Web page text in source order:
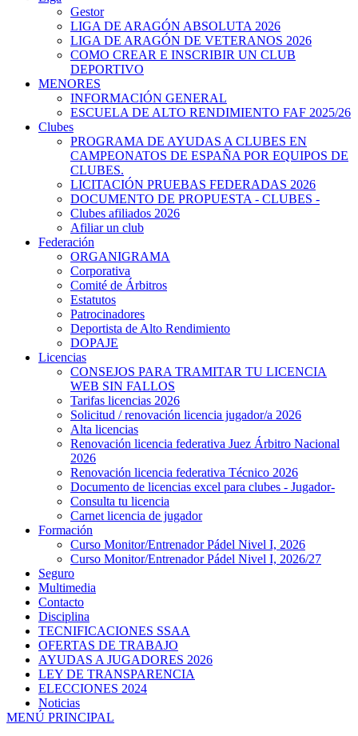
Gestor
LIGA DE ARAGÓN ABSOLUTA 2026
LIGA DE ARAGÓN DE VETERANOS 2026
COMO CREAR E INSCRIBIR UN CLUB
DEPORTIVO
MENORES
INFORMACIÓN GENERAL
ESCUELA DE ALTO RENDIMIENTO FAF 2025/26
Clubes
PROGRAMA DE AYUDAS A CLUBES EN
CAMPEONATOS DE ESPAÑA POR EQUIPOS DE
CLUBES.
LICITACIÓN PRUEBAS FEDERADAS 2026
DOCUMENTO DE PROPUESTA - CLUBES -
Clubes afiliados 2026
Afiliar un club
Federación
ORGANIGRAMA
Corporativa
Comité de Árbitros
Estatutos
Patrocinadores
Deportista de Alto Rendimiento
DOPAJE
Licencias
CONSEJOS PARA TRAMITAR TU LICENCIA
WEB SIN FALLOS
Tarifas licencias 2026
Solicitud / renovación licencia jugador/a 2026
Alta licencias
Renovación licencia federativa Juez Árbitro Nacional
2026
Renovación licencia federativa Técnico 2026
Documento de licencias excel para clubes - Jugador-
Consulta tu licencia
Carnet licencia de jugador
Formación
Curso Monitor/Entrenador Pádel Nivel I, 2026
Curso Monitor/Entrenador Pádel Nivel I, 2026/27
Seguro
Multimedia
Contacto
Disciplina
TECNIFICACIONES SSAA
OFERTAS DE TRABAJO
AYUDAS A JUGADORES 2026
LEY DE TRANSPARENCIA
ELECCIONES 2024
Noticias
MENÚ PRINCIPAL